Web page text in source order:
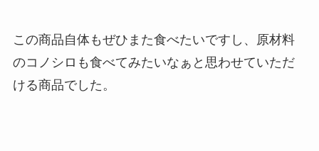
この商品自体もぜひまた食べたいですし、原材料
のコノシロも食べてみたいなぁと思わせていただ
ける商品でした。